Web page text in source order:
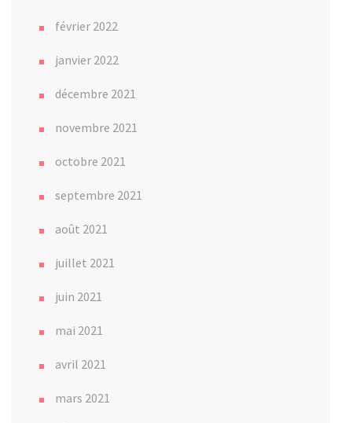
février 2022
janvier 2022
décembre 2021
novembre 2021
octobre 2021
septembre 2021
août 2021
juillet 2021
juin 2021
mai 2021
avril 2021
mars 2021